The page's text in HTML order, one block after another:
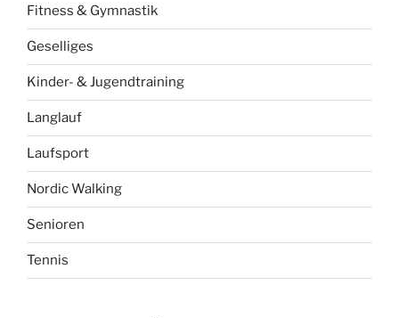
Fitness & Gymnastik
Geselliges
Kinder- & Jugendtraining
Langlauf
Laufsport
Nordic Walking
Senioren
Tennis